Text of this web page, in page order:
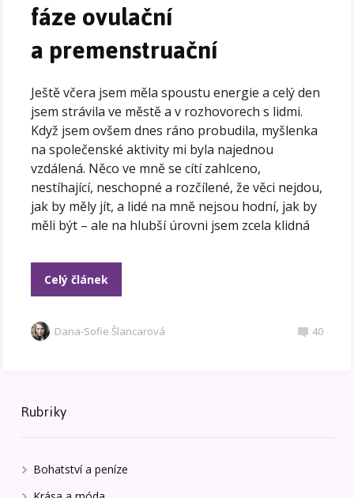
fáze ovulační
a premenstruační
Ještě včera jsem měla spoustu energie a celý den
jsem strávila ve městě a v rozhovorech s lidmi.
Když jsem ovšem dnes ráno probudila, myšlenka
na společenské aktivity mi byla najednou
vzdálená. Něco ve mně se cítí zahlceno,
nestíhající, neschopné a rozčílené, že věci nejdou,
jak by měly jít, a lidé na mně nejsou hodní, jak by
měli být – ale na hlubší úrovni jsem zcela klidná
Celý článek
Dana-Sofie Šlancarová 40
Rubriky
Bohatství a peníze